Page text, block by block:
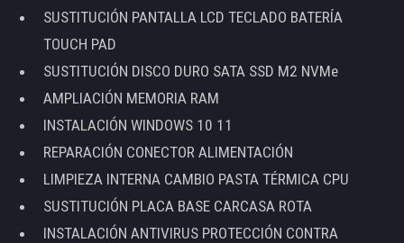
SUSTITUCIÓN PANTALLA LCD TECLADO BATERÍA
TOUCH PAD
SUSTITUCIÓN DISCO DURO SATA SSD M2 NVMe
AMPLIACIÓN MEMORIA RAM
INSTALACIÓN WINDOWS 10 11
REPARACIÓN CONECTOR ALIMENTACIÓN
LIMPIEZA INTERNA CAMBIO PASTA TÉRMICA CPU
SUSTITUCIÓN PLACA BASE CARCASA ROTA
INSTALACIÓN ANTIVIRUS PROTECCIÓN CONTRA